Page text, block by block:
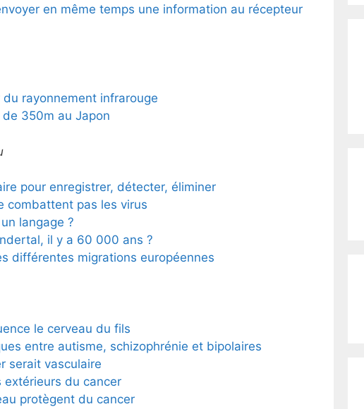
en même temps une information au récepteur
rayonnement infrarouge
350m au Japon
pour enregistrer, détecter, éliminer
combattent pas les virus
langage ?
il y a 60 000 ans ?
différentes migrations européennes
le cerveau du fils
entre autisme, schizophrénie et bipolaires
serait vasculaire
extérieurs du cancer
protègent du cancer